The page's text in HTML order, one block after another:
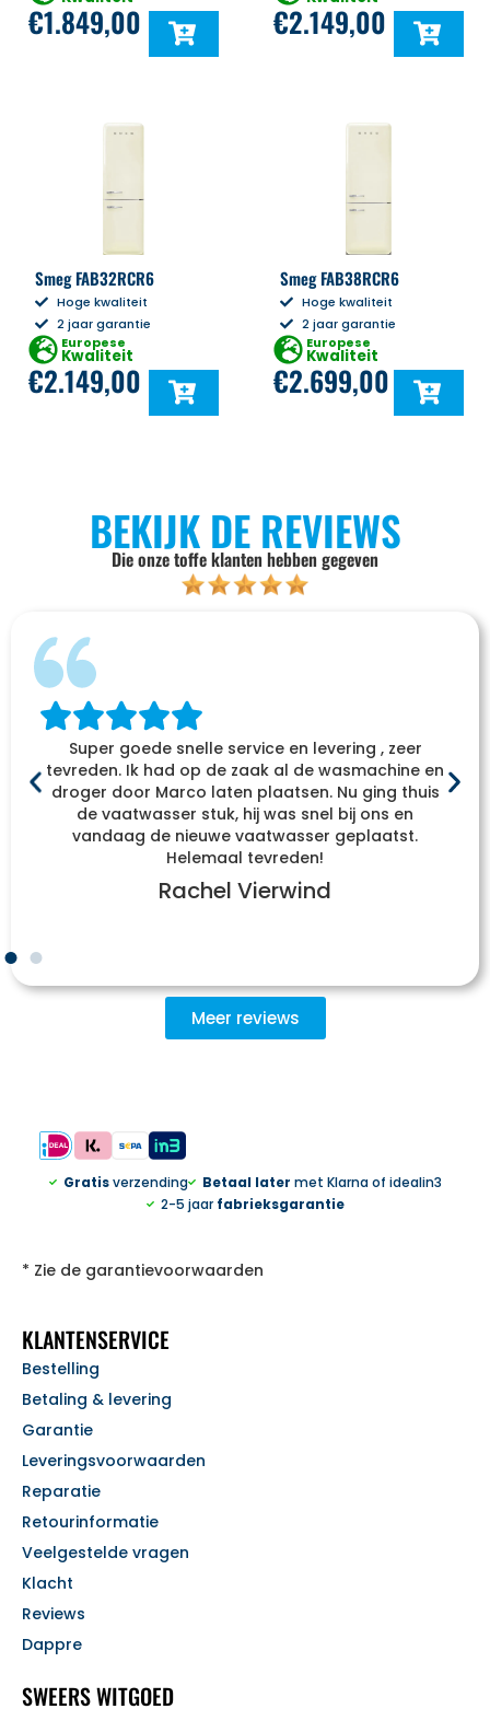
€1.849,00 €2.149,00
Smeg FAB32RCR6
Hoge kwaliteit
2 jaar garantie
Europese
Kwaliteit
€2.149,00
Smeg FAB38RCR6
Hoge kwaliteit
2 jaar garantie
Europese
Kwaliteit
€2.699,00
BEKIJK DE REVIEWS
Die onze toffe klanten hebben gegeven
Super goede snelle service en levering , zeer
tevreden. Ik had op de zaak al de wasmachine en
droger door Marco laten plaatsen. Nu ging thuis
de vaatwasser stuk, hij was snel bij ons en
vandaag de nieuwe vaatwasser geplaatst.
Helemaal tevreden!
Rachel Vierwind
Meer reviews
Gratisverzending Betaal later met Klarna of idealin3
2-5 jaar fabrieksgarantie
* Zie de garantievoorwaarden
KLANTENSERVICE
Bestelling
Betaling & levering
Garantie
Leveringsvoorwaarden
Reparatie
Retourinformatie
Veelgestelde vragen
Klacht
Reviews
Dappre
SWEERS WITGOED